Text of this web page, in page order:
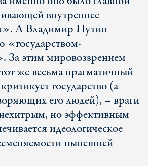
внутреннее
А Владимир Путин
«государством-
За этим мировоззрением
же весьма прагматичный
государство (а
его людей), – враги
но эффективным
идеологическое
нынешней